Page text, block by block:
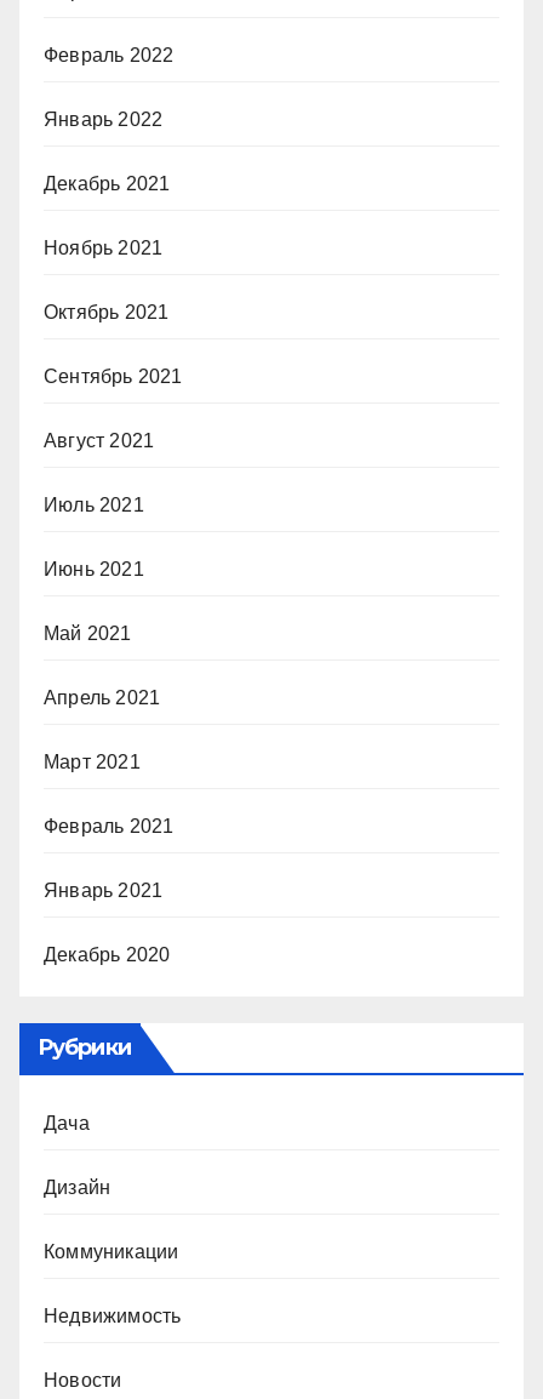
Февраль 2022
Январь 2022
Декабрь 2021
Ноябрь 2021
Октябрь 2021
Сентябрь 2021
Август 2021
Июль 2021
Июнь 2021
Май 2021
Апрель 2021
Март 2021
Февраль 2021
Январь 2021
Декабрь 2020
Рубрики
Дача
Дизайн
Коммуникации
Недвижимость
Новости